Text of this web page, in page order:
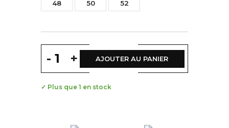
48 50 52
- + AJOUTER AU PANIER
✓ Plus que 1 en stock